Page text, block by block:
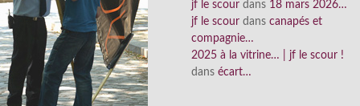
jf le scour dans 18 mars 2026…
jf le scour dans canapés et
compagnie…
2025 à la vitrine… | jf le scour !
dans écart…